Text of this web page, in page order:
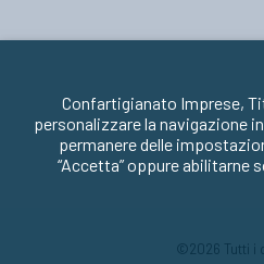
©2026 Tutti i
Confartigianato Imprese,
personalizzare la navigazione
permanere delle
“Accetta” oppure abilitarne